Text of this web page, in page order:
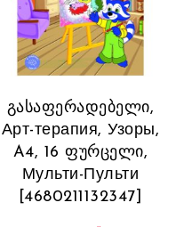
გასაფერადებელი,
Арт-терапия, Узоры,
A4, 16 ფურცელი,
Мульти-Пульти
[4680211132347]